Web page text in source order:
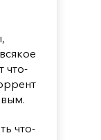
что-
что-